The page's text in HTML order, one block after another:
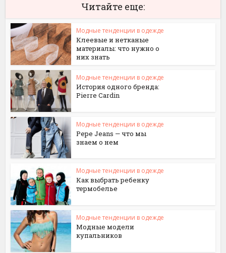
Читайте еще:
Модные тенденции в одежде
Клеевые и нетканые
материалы: что нужно о
них знать
Модные тенденции в одежде
История одного бренда:
Pierre Cardin
Модные тенденции в одежде
Pepe Jeans — что мы
знаем о нем
Модные тенденции в одежде
Как выбрать ребенку
термобелье
Модные тенденции в одежде
Модные модели
купальников